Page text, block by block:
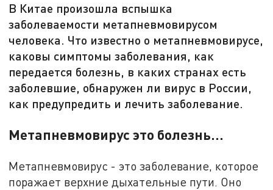
В Китае произошла вспышка
заболеваемости метапневмовирусом
человека. Что известно о метапневмовирусе,
каковы симптомы заболевания, как
передается болезнь, в каких странах есть
заболевшие, обнаружен ли вирус в России,
как предупредить и лечить заболевание.
Метапневмовирус это болезнь...
Метапневмовирус - это заболевание, которое
поражает верхние дыхательные пути. Оно